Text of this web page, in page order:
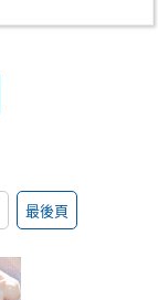
最後頁